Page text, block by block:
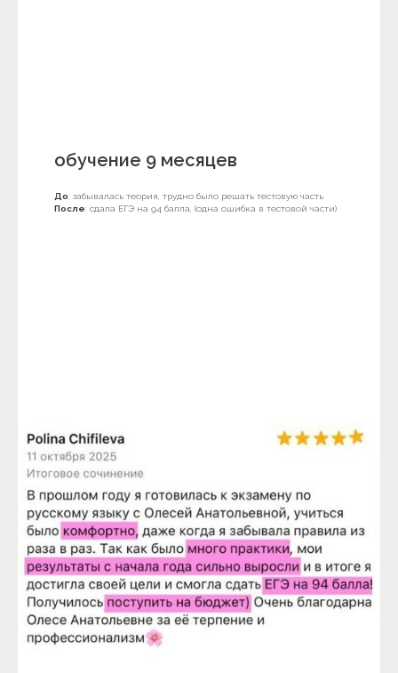
обучение 9 месяцев
До: забывалась теория, трудно было решать тестовую часть
После: сдала ЕГЭ на 94 балла, (одна ошибка в тестовой части)